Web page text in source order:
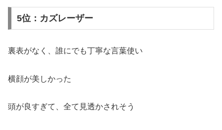
5位：カズレーザー
裏表がなく、誰にでも丁寧な言葉使い
横顔が美しかった
頭が良すぎて、全て見透かされそう